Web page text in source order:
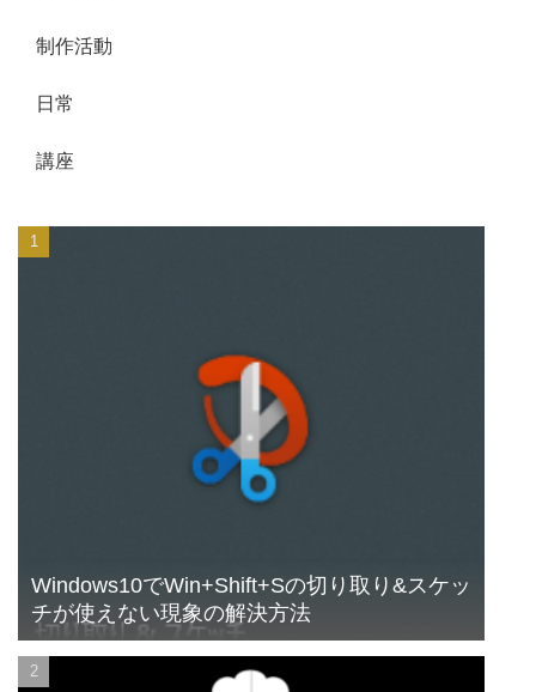
制作活動
日常
講座
Windows10でWin+Shift+Sの切り取り&スケッ
チが使えない現象の解決方法